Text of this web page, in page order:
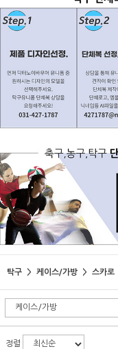
탁구 케이스/가방 스카로
정렬